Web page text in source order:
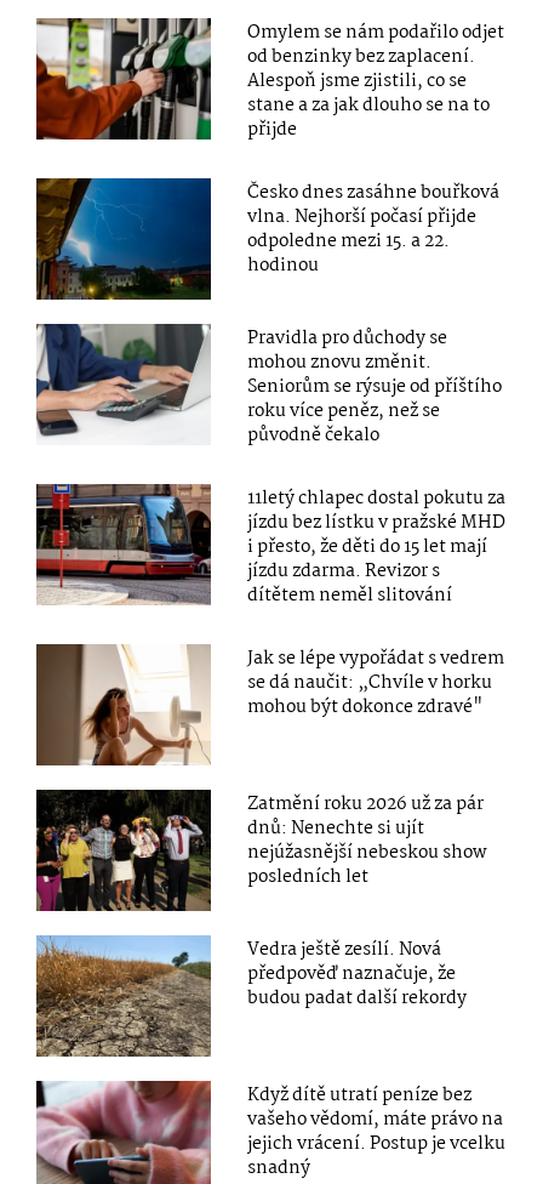
Omylem se nám podařilo odjet
od benzinky bez zaplacení.
Alespoň jsme zjistili, co se
stane a za jak dlouho se na to
přijde
Česko dnes zasáhne bouřková
vlna. Nejhorší počasí přijde
odpoledne mezi 15. a 22.
hodinou
Pravidla pro důchody se
mohou znovu změnit.
Seniorům se rýsuje od příštího
roku více peněz, než se
původně čekalo
11letý chlapec dostal pokutu za
jízdu bez lístku v pražské MHD
i přesto, že děti do 15 let mají
jízdu zdarma. Revizor s
dítětem neměl slitování
Jak se lépe vypořádat s vedrem
se dá naučit: „Chvíle v horku
mohou být dokonce zdravé"
Zatmění roku 2026 už za pár
dnů: Nenechte si ujít
nejúžasnější nebeskou show
posledních let
Vedra ještě zesílí. Nová
předpověď naznačuje, že
budou padat další rekordy
Když dítě utratí peníze bez
vašeho vědomí, máte právo na
jejich vrácení. Postup je vcelku
snadný